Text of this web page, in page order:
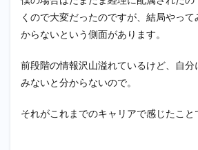
くので大変だったのですが、結局やっ
からないという側面があります。
前段階の情報沢山溢れているけど、自分
みないと分からないので。
それがこれまでのキャリアで感じたこと